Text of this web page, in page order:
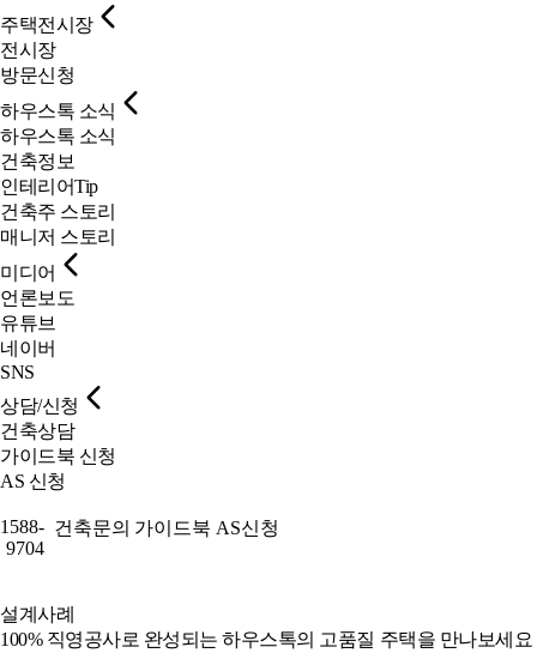
주택전시장
전시장
방문신청
하우스톡 소식
하우스톡 소식
건축정보
인테리어Tip
건축주 스토리
매니저 스토리
미디어
언론보도
유튜브
네이버
SNS
상담/신청
건축상담
가이드북 신청
AS 신청
1588-
9704
건축문의 가이드북 AS신청
설계사례
100% 직영공사로 완성되는 하우스톡의 고품질 주택을 만나보세요